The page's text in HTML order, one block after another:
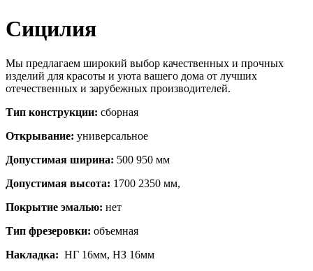
Сицилия
Мы предлагаем широкий выбор качественных и прочных
изделий для красоты и уюта вашего дома от лучших
отечественных и зарубежных производителей.
Тип конструкции: сборная
Открывание: универсальное
Допустимая ширина: 500 950 мм
Допустимая высота: 1700 2350 мм,
Покрытие эмалью: нет
Тип фрезеровки: объемная
Накладка: НГ 16мм, НЗ 16мм